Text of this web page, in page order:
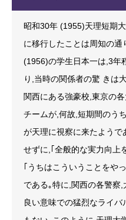
昭和30年 (1955)天理短期
に移行したことは周知の
(1956)の学生日本一は,3年
り,当時の関係者の驚 きは
関西にある強豪校,東京の
チームが,何故,短期間のう
が天理に視察に来たようで
せずに,｢全般的な実力向上
｢うちはこういうことをや
である｡特に,関西の各警察
良い意味での猛烈なライ